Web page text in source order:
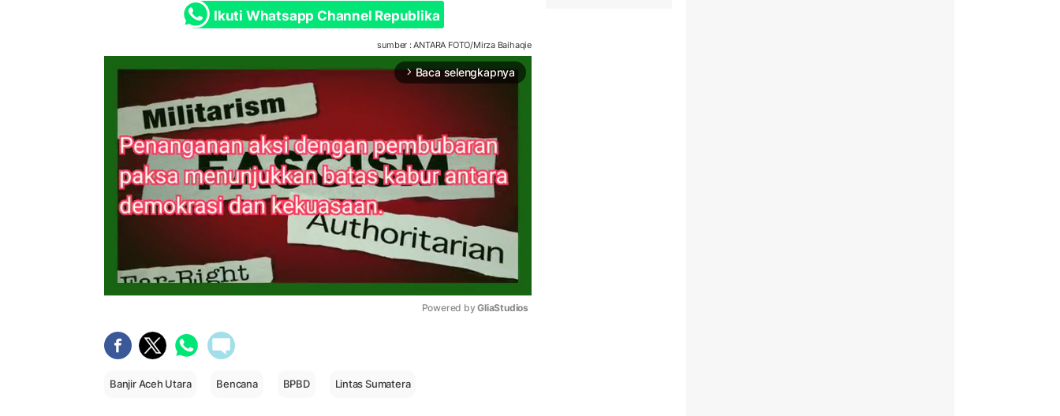
Ikuti Whatsapp Channel Republika
sumber : ANTARA FOTO/Mirza Baihaqie
arrow_forward_ios Baca selengkapnya
Powered by GliaStudios
Banjir Aceh Utara Bencana BPBD Lintas Sumatera